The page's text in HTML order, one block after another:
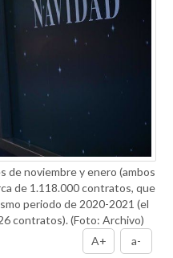
de noviembre y enero (ambos
de 1.118.000 contratos, que
periodo de 2020-2021 (el
contratos).(Foto: Archivo)
A+
a-